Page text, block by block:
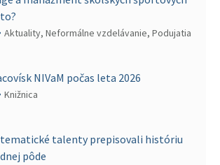
Aktuality, Neformálne vzdelávanie, Podujatia
NIVaM počas leta 2026
Knižnica
talenty prepisovali históriu
pôde